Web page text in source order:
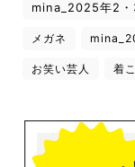
mina_2025年2・
メガネ
お笑い芸人 着